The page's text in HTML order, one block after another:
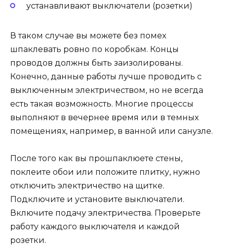
устанавливают выключатели (розетки)
В таком случае вы можете без помех
шпаклевать ровно по коробкам. Концы
проводов должны быть заизолированы.
Конечно, данные работы лучше проводить с
выключенным электричеством, но не всегда
есть такая возможность. Многие процессы
выполняют в вечернее время или в темных
помещениях, например, в ванной или санузле.
После того как вы прошпаклюете стены,
поклеите обои или положите плитку, нужно
отключить электричество на щитке.
Подключите и установите выключатели.
Включите подачу электричества. Проверьте
работу каждого выключателя и каждой
розетки.